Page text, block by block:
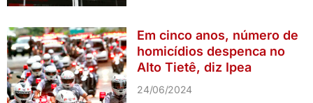
Em cinco anos, número de
homicídios despenca no
Alto Tietê, diz Ipea
24/06/2024